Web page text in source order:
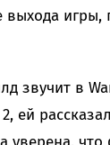
игры,
звучит в
ей